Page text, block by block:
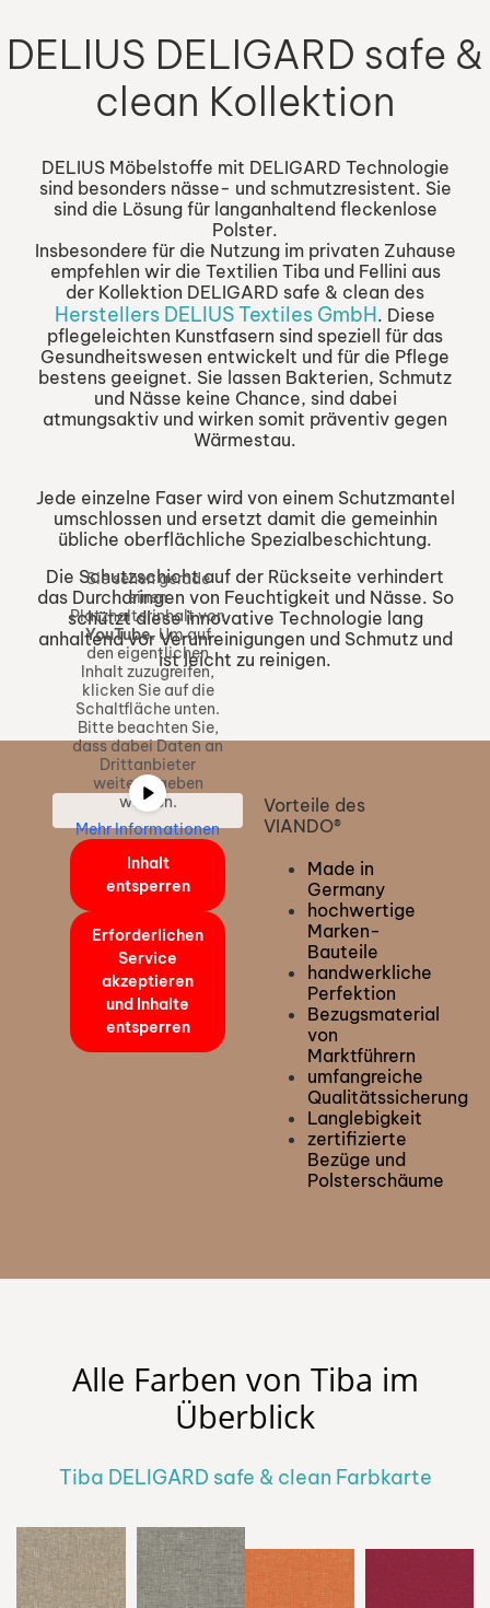
DELIUS DELIGARD safe &
clean Kollektion
DELIUS Möbelstoffe mit DELIGARD Technologie
sind besonders nässe- und schmutzresistent. Sie
sind die Lösung für langanhaltend fleckenlose
Polster.
Insbesondere für die Nutzung im privaten Zuhause
empfehlen wir die Textilien Tiba und Fellini aus
der Kollektion DELIGARD safe & clean des
Herstellers DELIUS Textiles GmbH. Diese
pflegeleichten Kunstfasern sind speziell für das
Gesundheitswesen entwickelt und für die Pflege
bestens geeignet. Sie lassen Bakterien, Schmutz
und Nässe keine Chance, sind dabei
atmungsaktiv und wirken somit präventiv gegen
Wärmestau.
Jede einzelne Faser wird von einem Schutzmantel
umschlossen und ersetzt damit die gemeinhin
übliche oberflächliche Spezialbeschichtung.
Die Schutzschicht auf der Rückseite verhindert
das Durchdringen von Feuchtigkeit und Nässe. So
schützt diese innovative Technologie lang
anhaltend vor Verunreinigungen und Schmutz und
ist leicht zu reinigen.
Vorteile des
VIANDO®​
Made in
Germany
hochwertige
Marken-
Bauteile
handwerkliche
Perfektion
Bezugsmaterial
von
Marktführern
umfangreiche
Qualitätssicherung
Langlebigkeit
zertifizierte
Bezüge und
Polsterschäume
Sie sehen gerade
einen
Platzhalterinhalt von
YouTube. Um auf
den eigentlichen
Inhalt zuzugreifen,
klicken Sie auf die
Schaltfläche unten.
Bitte beachten Sie,
dass dabei Daten an
Drittanbieter
weitergegeben
werden.
Mehr Informationen
Inhalt
entsperren
Erforderlichen
Service
akzeptieren
und Inhalte
entsperren
Alle Farben von Tiba im
Überblick
Tiba DELIGARD safe & clean Farbkarte